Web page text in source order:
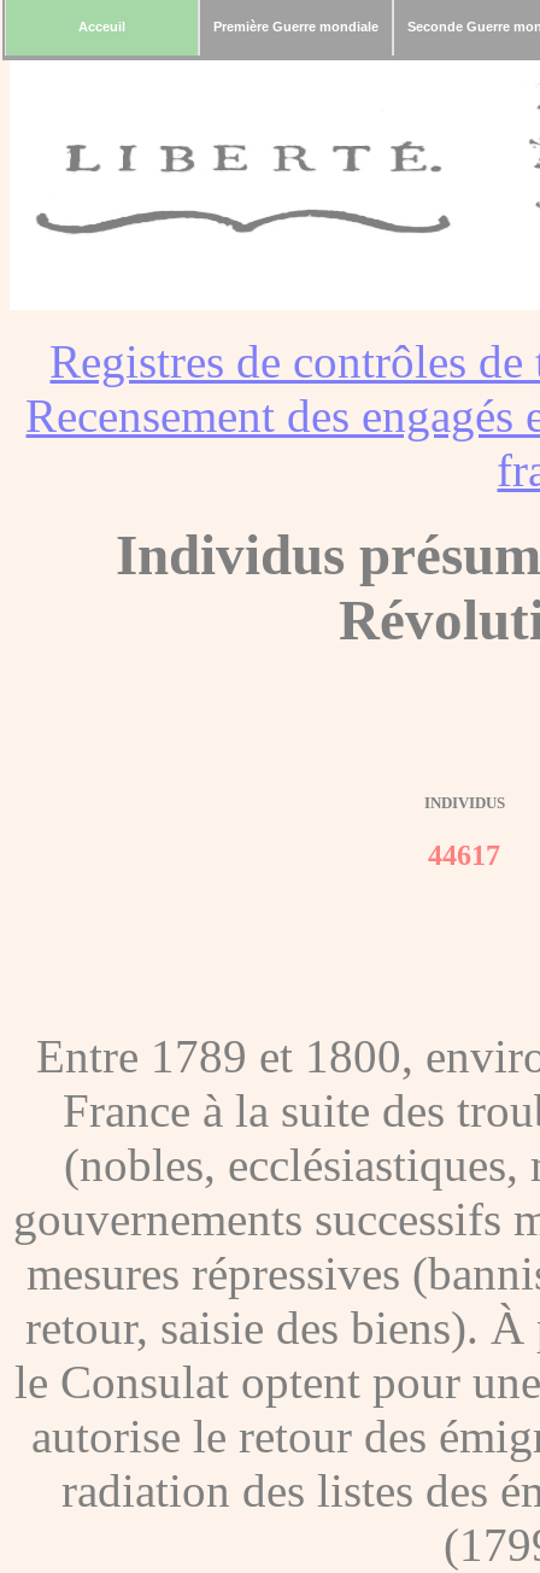
Acceuil Première Guerre mondiale Seconde Guerre
Registres de contrôles
Recensement des
Individus
INDIVIDUS
44617
Entre 1789 et 1800,
France à la suite des
(nobles,
gouvernements successifs
mesures répressives
retour, saisie des biens).
le Consulat optent pour
autorise le retour des
radiation des listes des